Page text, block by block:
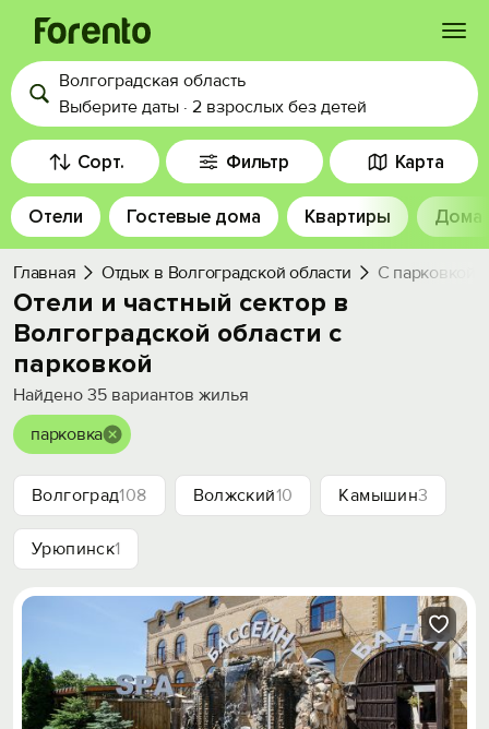
Войти
Избранное
История просмотра
Добавить свой объект
Волгоградская область
Выберите даты · 2 взрослых без детей
Сорт. Фильтр Карта
Отели Гостевые дома Квартиры Дома
Главная Отдых в Волгоградской области С парковкой
Отели и частный сектор в
Волгоградской области с
парковкой
Найдено 35 вариантов жилья
парковка
Волгоград108 Волжский10 Камышин3
Урюпинск1